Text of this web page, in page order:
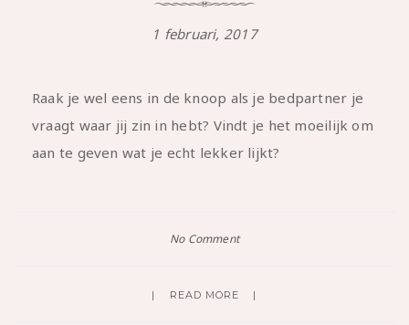
1 februari, 2017
Raak je wel eens in de knoop als je bedpartner je
vraagt waar jij zin in hebt? Vindt je het moeilijk om
aan te geven wat je echt lekker lijkt?
No Comment
READ MORE